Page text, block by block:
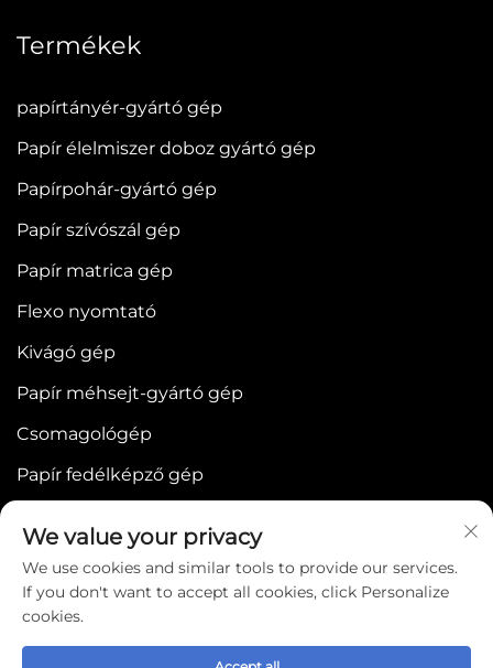
Termékek
papírtányér-gyártó gép
Papír élelmiszer doboz gyártó gép
Papírpohár-gyártó gép
Papír szívószál gép
Papír matrica gép
Flexo nyomtató
Kivágó gép
Papír méhsejt-gyártó gép
Csomagológép
Papír fedélképző gép
MACHINERY CO.,LTD -
Adatvédelmi szabályzat
We value your privacy
We use cookies and similar tools to provide our services.
If you don't want to accept all cookies, click Personalize
cookies.